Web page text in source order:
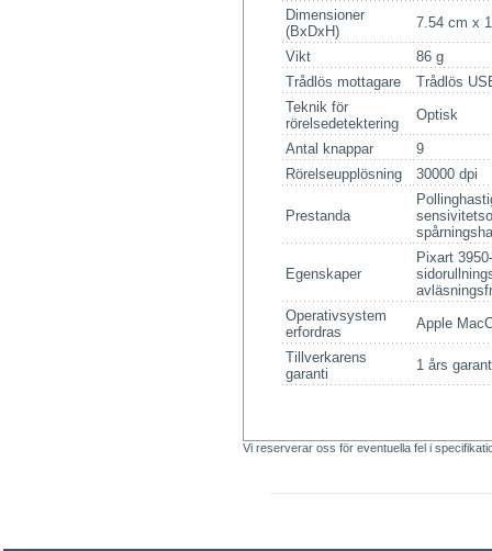
Dimensioner
(BxDxH)
7.54 cm x
Vikt
86 g
Trådlös mottagare
Trådlös
Teknik för
rörelsedetektering
Optisk
Antal knappar
9
Rörelseupplösning
30000 dpi
Prestanda
Egenskaper
Pixart
Operativsystem
erfordras
Apple
Tillverkarens
garanti
1 års
Vi reserverar oss för eventuella fel i